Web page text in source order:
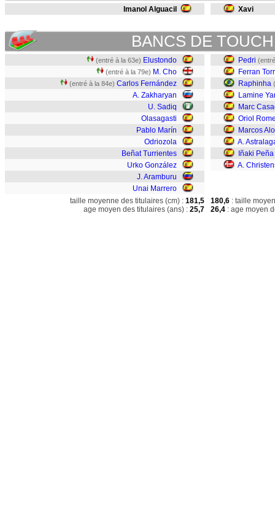
Imanol Alguacil Xavi
BANCS DE
(entré à la 63e) Elustondo
(entré à la 79e) M. Cho
(entré à la 84e) Carlos Fernández
A. Zakharyan
U. Sadiq
Olasagasti
Pablo Marín
Odriozola
Beñat Turrientes
Urko González
J. Aramburu
Unai Marrero
Pedri
Ferran
Raphinha
Lamine
Marc
Oriol
Marcos
A.
Iñaki Peña
A.
taille moyenne des titulaires (cm) : 181,5
age moyen des titulaires (ans) : 25,7
180,6 : taille
26,4 : age moyen